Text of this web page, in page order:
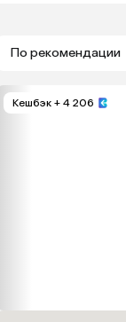
По рекомендации
Кешбэк + 4 206